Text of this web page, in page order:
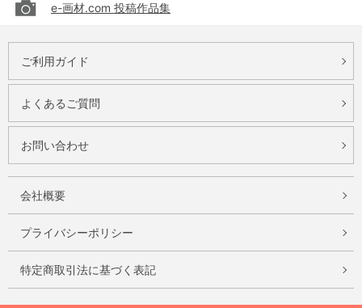
e-画材.com 投稿作品集
ご利用ガイド
よくあるご質問
お問い合わせ
会社概要
プライバシーポリシー
特定商取引法に基づく表記